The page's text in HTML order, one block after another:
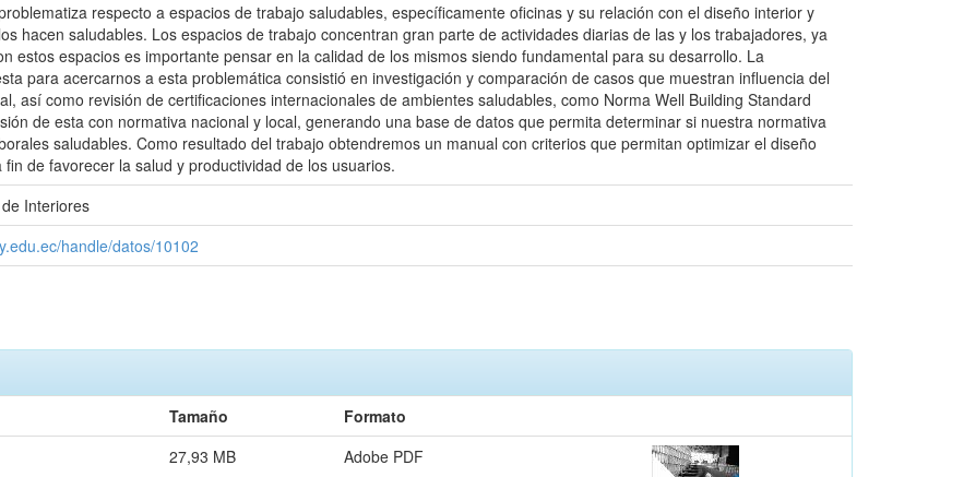
respecto a espacios de trabajo saludables, específicamente oficinas y su relación con el diseño interior y
hacen saludables. Los espacios de trabajo concentran gran parte de actividades diarias de las y los trabajadores, ya
estos espacios es importante pensar en la calidad de los mismos siendo fundamental para su desarrollo. La
para acercarnos a esta problemática consistió en investigación y comparación de casos que muestran influencia del
así como revisión de certificaciones internacionales de ambientes saludables, como Norma Well Building Standard
de esta con normativa nacional y local, generando una base de datos que permita determinar si nuestra normativa
saludables. Como resultado del trabajo obtendremos un manual con criterios que permitan optimizar el diseño
de favorecer la salud y productividad de los usuarios.
Interiores
handle/datos/10102
Tamaño
Formato
27,93 MB Adobe PDF